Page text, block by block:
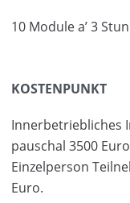
10 Module a’ 3
KOSTENPUNKT
Innerbetriebliches
pauschal 3500
Einzelperson
Euro.